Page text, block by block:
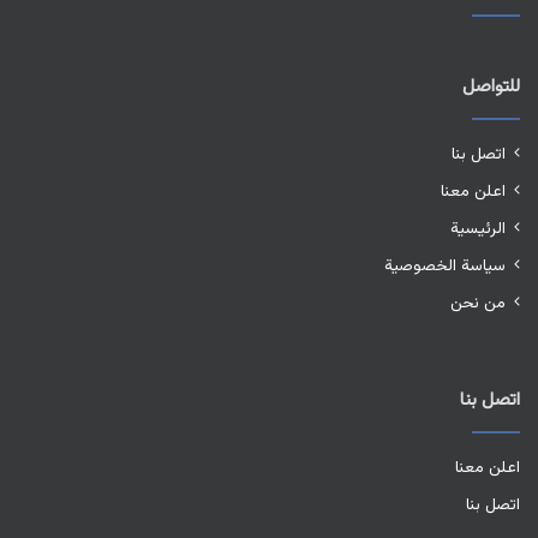
للتواصل
اتصل بنا
اعلن معنا
الرئيسية
سياسة الخصوصية
من نحن
اتصل بنا
اعلن معنا
اتصل بنا